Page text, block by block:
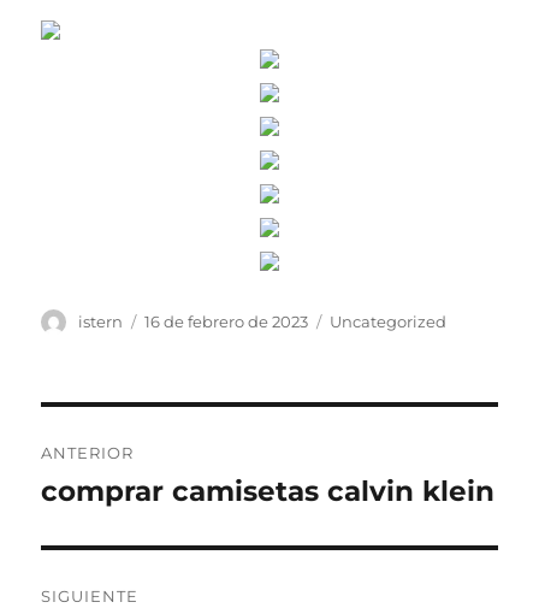
Autor
istern
Publicado
16 de febrero de 2023 Categorías
Uncategorized
de
ANTERIOR
Entrada
comprar camisetas calvin klein
SIGUIENTE